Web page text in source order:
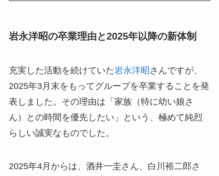
岩永洋昭の卒業理由と2025年以降の新体制
充実した活動を続けていた岩永洋昭さんですが、
2025年3月末をもってグループを卒業することを発
表しました。その理由は「家族（特に幼い娘さ
ん）との時間を優先したい」という、極めて純烈
らしい誠実なものでした。
2025年4月からは、酒井一圭さん、白川裕二郎さ